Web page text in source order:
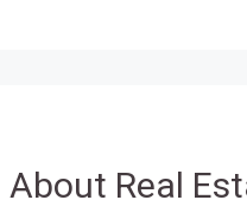
About Real